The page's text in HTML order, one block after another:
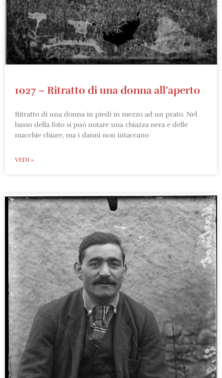
1027 – Ritratto di una donna all’aperto
Ritratto di una donna in piedi in mezzo ad un prato. Nel
basso della foto si può notare una chiazza nera e delle
macchie chiare, ma i danni non intaccano
VEDI »